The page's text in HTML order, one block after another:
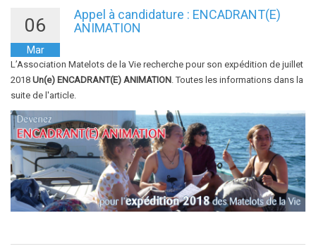
06
Mar
Appel à candidature : ENCADRANT(E)
ANIMATION
L’Association Matelots de la Vie recherche pour son expédition de juillet
2018 Un(e) ENCADRANT(E) ANIMATION . Toutes les informations dans la
suite de l'article.